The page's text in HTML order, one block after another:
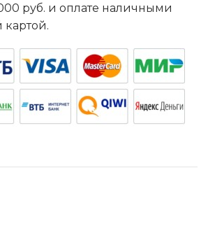
руб. и оплате наличными
картой.